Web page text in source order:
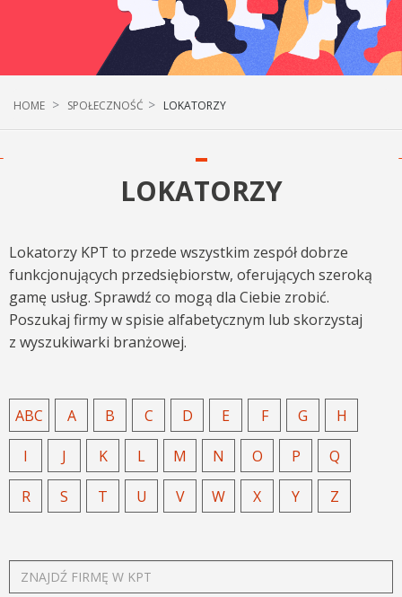
HOME SPOŁECZNOŚĆ LOKATORZY
LOKATORZY
Lokatorzy KPT to przede wszystkim zespół dobrze
funkcjonujących przedsiębiorstw, oferujących szeroką
gamę usług. Sprawdź co mogą dla Ciebie zrobić.
Poszukaj firmy w spisie alfabetycznym lub skorzystaj
z wyszukiwarki branżowej.
ABC A B C D E F G H
I J K L M N O P Q
R S T U V W X Y Z
ZNAJDŹ
FIRMĘ